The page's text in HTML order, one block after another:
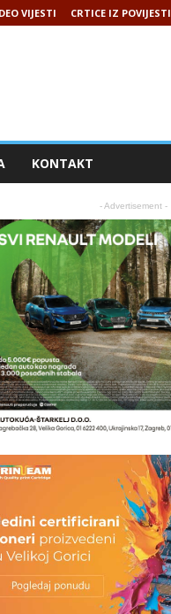
VIJESTI CRTICE IZ POVIJESTI
KONTAKT
- Advertisement -